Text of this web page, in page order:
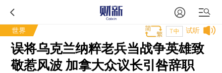
世界 试听
T中
误将乌克兰纳粹老兵当战争英雄致
敬惹风波 加拿大众议长引咎辞职